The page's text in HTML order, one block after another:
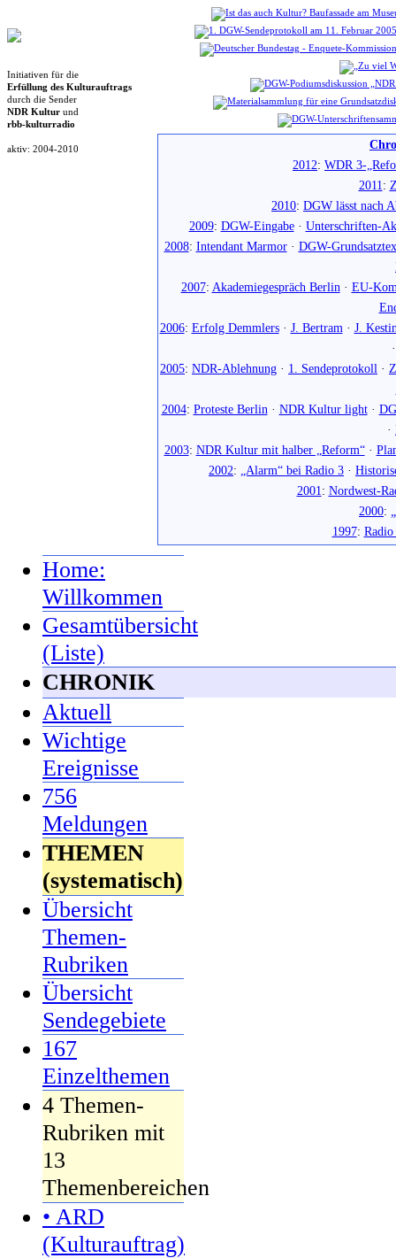
Initiativen für die
Erfüllung des Kulturauftrags
durch die Sender
NDR Kultur und
rbb-kulturradio
aktiv: 2004-2010
2012: WDR 3-
2011:
2010: DGW lässt nach
2009: DGW-Eingabe· Unterschriften-
2008: Intendant Marmor· DGW-
2007: Akademiegespräch Berlin · EU-
2006: Erfolg Demmlers· J. Bertram · J.
2005: NDR-Ablehnung · 1. Sendeprotokoll ·
2004: Proteste Berlin · NDR Kultur light·
·
2003: NDR Kultur mit halber „Reform“·
2002: „Alarm“ bei Radio 3 ·
2001: Nordwest-
2000:
1997:
Home:
Willkommen
Gesamtübersicht
(Liste)
CHRONIK
Aktuell
Wichtige
Ereignisse
756
Meldungen
THEMEN
(systematisch)
Übersicht
Themen-
Rubriken
Übersicht
Sendegebiete
167
Einzelthemen
4 Themen-
Rubriken mit
13
Themenbereichen
• ARD
(Kulturauftrag)